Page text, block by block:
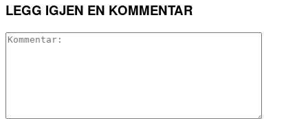
LEGG IGJEN EN KOMMENTAR